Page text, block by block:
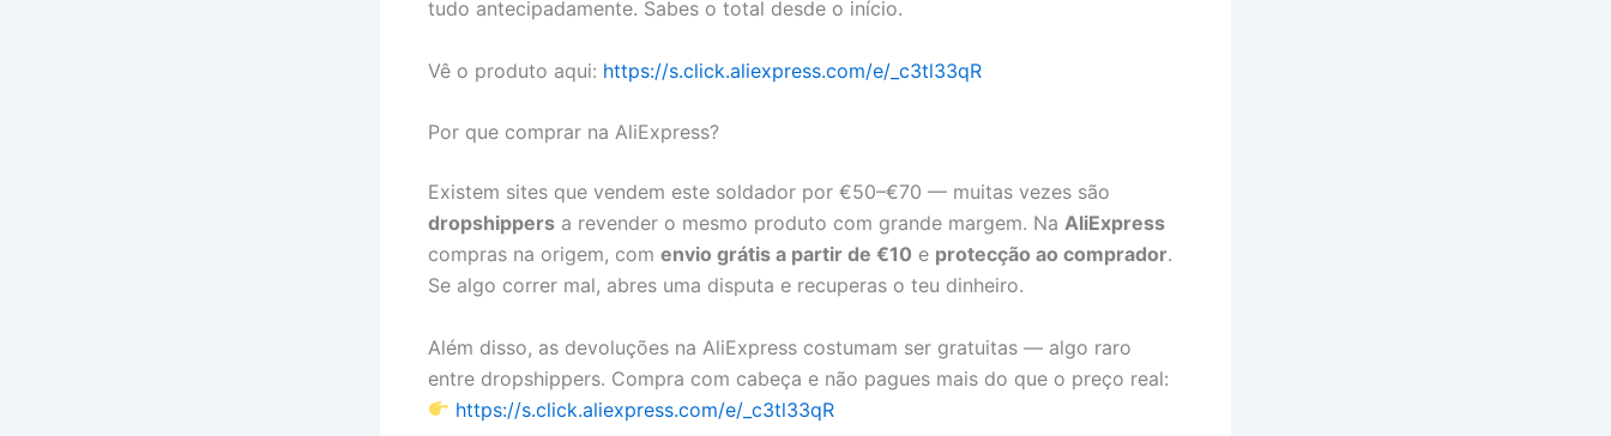
tudo antecipadamente. Sabes o total desde o início.
Vê o produto aqui: https://s.click.aliexpress.com/e/_c3tl33qR
Por que comprar na AliExpress?
Existem sites que vendem este soldador por €50–€70 — muitas vezes são
dropshippers a revender o mesmo produto com grande margem. Na AliExpress
compras na origem, com envio grátis a partir de €10 e protecção ao comprador.
Se algo correr mal, abres uma disputa e recuperas o teu dinheiro.
Além disso, as devoluções na AliExpress costumam ser gratuitas — algo raro
entre dropshippers. Compra com cabeça e não pagues mais do que o preço real:
https://s.click.aliexpress.com/e/_c3tl33qR